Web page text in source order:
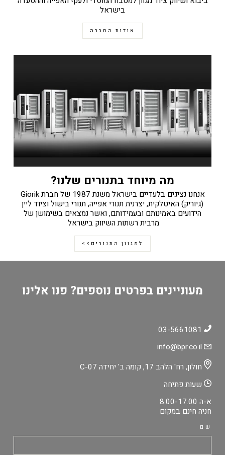
בישראל
אודות החברה
מה מיוחד בתנורים שלנו?
אנחנו נציגים בלעדיים בישראל משנת 1987 של חברת Giorik
(גיוריק) האיטלקית, יצרנית תנורי אפייה, תנורי בישול וציוד ליין
הידועים באמינותם ובעמידותם, ואשר נמצאים בשימושן של
מרבית רשתות השיווק בישראל
למגוון התנורים>>
מעוניינים בפרטים נוספים? פנו אלינו
חולון, רח' הלהב 17, קומה ב' יחידה C-07
שעות פתיחה
א-ה 8.00-17.00
חניה חינם במקום
שם